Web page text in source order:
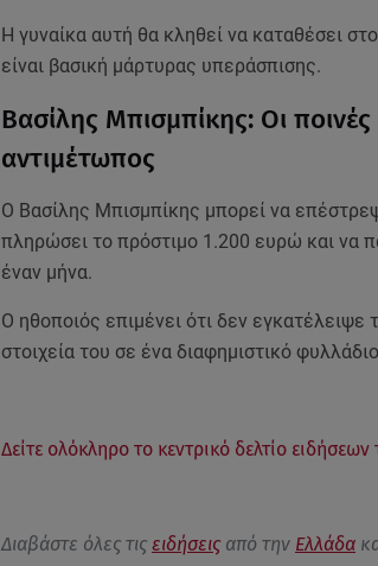
Η γυναίκα αυτή θα κληθεί να καταθέσει
είναι βασική μάρτυρας υπεράσπισης.
Βασίλης Μπισμπίκης: Οι ποινές
αντιμέτωπος
Ο Βασίλης Μπισμπίκης μπορεί να
πληρώσει το πρόστιμο 1.200 ευρώ και να
έναν μήνα.
Ο ηθοποιός επιμένει ότι δεν εγκατέλειψε
στοιχεία του σε ένα διαφημιστικό
Δείτε ολόκληρο το κεντρικό δελτίο
Διαβάστε όλες τις ειδήσειςαπό την Ελλάδα